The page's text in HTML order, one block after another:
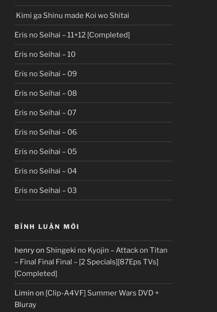
Kimi ga Shinu made Koi wo Shitai
Eris no Seihai – 11+12 [Completed]
Eris no Seihai – 10
Eris no Seihai – 09
Eris no Seihai – 08
Eris no Seihai – 07
Eris no Seihai – 06
Eris no Seihai – 05
Eris no Seihai – 04
Eris no Seihai – 03
BÌNH LUẬN MỚI
henryon Shingeki no Kyojin – Attack on Titan
– Final Final Final – [2 Specials][87Eps TVs]
[Completed]
Limin on [Clip-A4VF] Summer Wars DVD +
Bluray